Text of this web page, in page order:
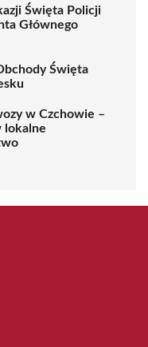
Święta Policji
Głównego
Święta
w Czchowie –
lokalne